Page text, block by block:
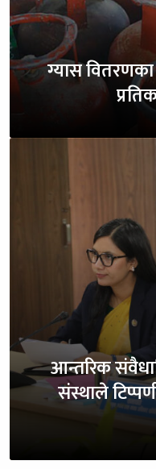
ग्यास
आन्तरिक
संस्थाले